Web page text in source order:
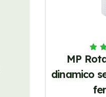
MP
dinamico